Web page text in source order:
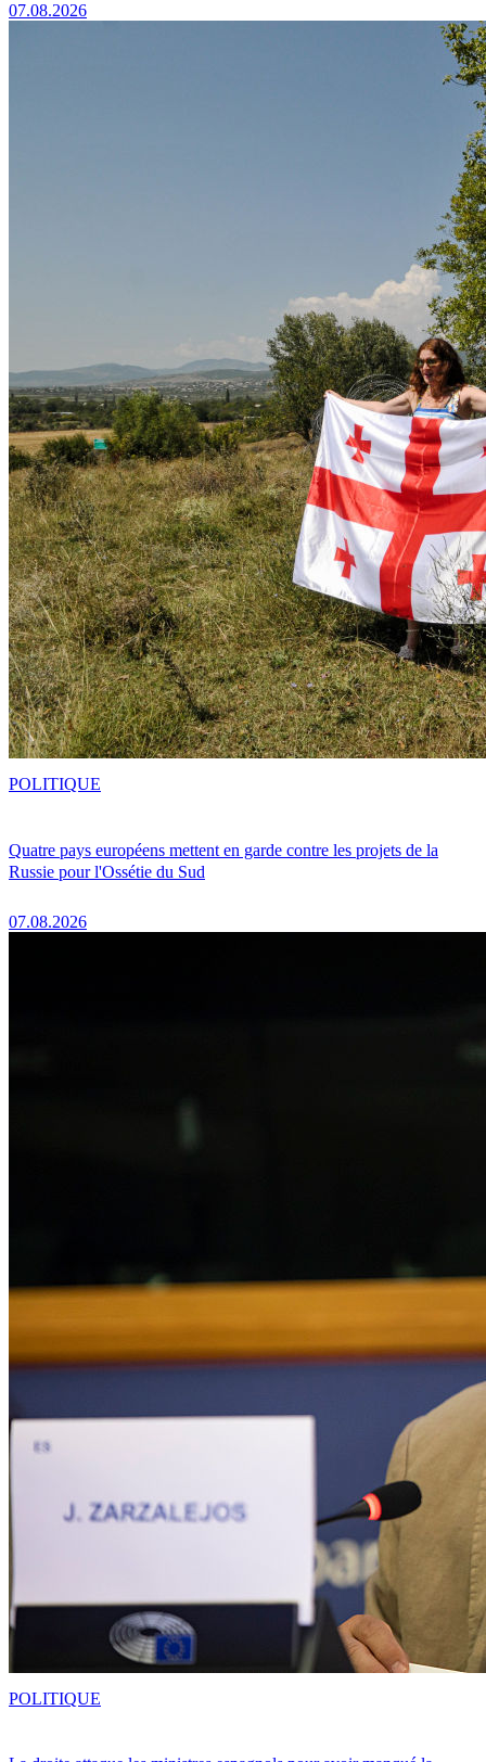
07.08.2026
Quatre pays européens mettent en garde contre les projets de la
Russie pour l'Ossétie du Sud
07.08.2026
POLITIQUE
POLITIQUE